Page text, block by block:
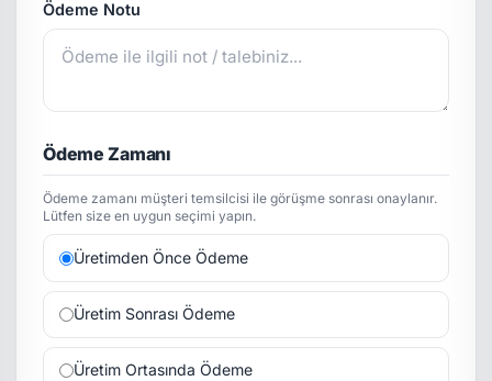
Ödeme Notu
Ödeme Zamanı
Ödeme zamanı müşteri temsilcisi ile görüşme sonrası onaylanır.
Lütfen size en uygun seçimi yapın.
Üretimden Önce Ödeme
Üretim Sonrası Ödeme
Üretim Ortasında Ödeme